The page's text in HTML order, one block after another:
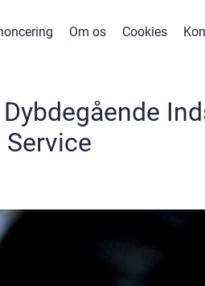
Om os Cookies